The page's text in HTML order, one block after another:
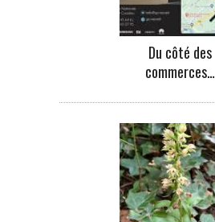
Du côté des
commerces…